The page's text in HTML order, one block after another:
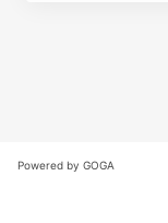
Powered by GOGA